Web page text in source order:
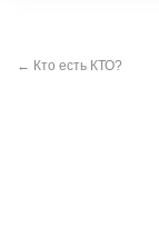
← Кто есть КТО?